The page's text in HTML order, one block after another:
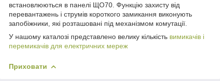
встановлюються в панелі ЩО70. Функцію захисту від
перевантажень і струмів короткого замикання виконують
запобіжники, які розташовані під механізмом комутації.
У нашому каталозі представлено велику кількість вимикачів і
перемикачів для електричних мереж
Приховати